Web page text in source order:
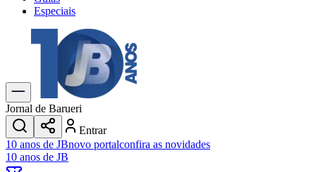
Especiais
Explore Tudo
Últimas Notícias
Previsão do Tempo
Trânsito e Rotas
Dia a Dia & Lazer
Transportes
Gastronomia
Cinema & Shows
JogosNovo
Jornal de Barueri
Entrar
10 anos de JBnovo portalconfira as novidades
10 anos de JB